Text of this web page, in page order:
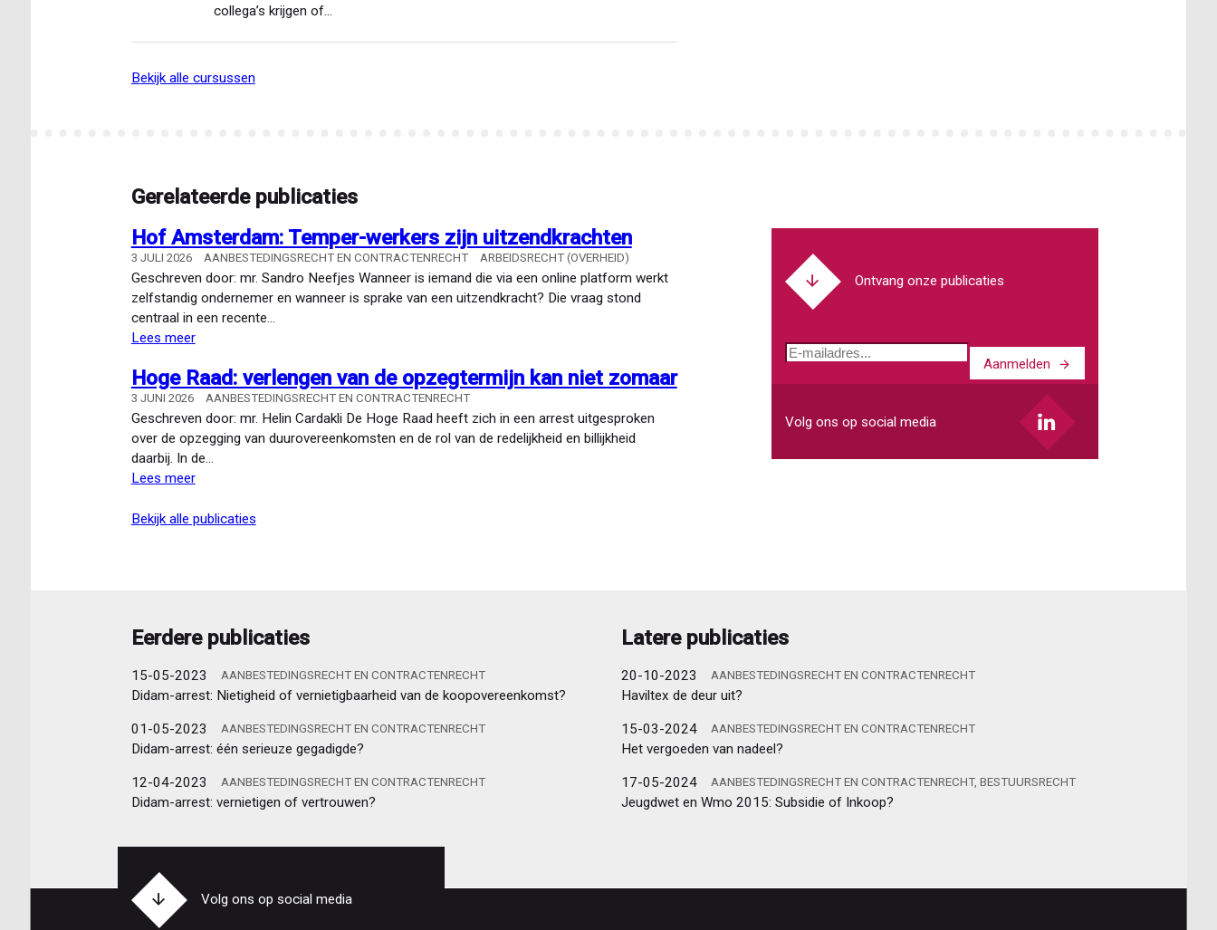
collega’s krijgen of…
bekijk alle cursussen
Gerelateerde publicaties
Hof Amsterdam: Temper-werkers zijn uitzendkrachten
3 JULI 2026 AANBESTEDINGSRECHT EN CONTRACTENRECHT ARBEIDSRECHT (OVERHEID)
Geschreven door: mr. Sandro Neefjes Wanneer is iemand die via een online platform werkt
zelfstandig ondernemer en wanneer is sprake van een uitzendkracht? Die vraag stond
centraal in een recente…
Lees meerover
Amsterdam:
Temper-
werkers
zijn
uitzendkrachten
Hoge Raad: verlengen van de opzegtermijn kan niet zomaar
3 JUNI 2026 AANBESTEDINGSRECHT EN CONTRACTENRECHT
Geschreven door: mr. Helin Cardakli De Hoge Raad heeft zich in een arrest uitgesproken
over de opzegging van duurovereenkomsten en de rol van de redelijkheid en billijkheid
daarbij. In de…
Lees meerover
Raad:
niet
bekijk alle publicaties
Ontvang onze publicaties
E-
Aanmelden
Volg ons op social media
Eerdere publicaties
15-05-2023 AANBESTEDINGSRECHT EN CONTRACTENRECHT
Didam-arrest: Nietigheid of vernietigbaarheid van de koopovereenkomst?
01-05-2023 AANBESTEDINGSRECHT EN CONTRACTENRECHT
Didam-arrest: één serieuze gegadigde?
12-04-2023 AANBESTEDINGSRECHT EN CONTRACTENRECHT
Didam-arrest: vernietigen of vertrouwen?
Latere publicaties
20-10-2023 AANBESTEDINGSRECHT EN CONTRACTENRECHT
Haviltex de deur uit?
15-03-2024 AANBESTEDINGSRECHT EN CONTRACTENRECHT
Het vergoeden van nadeel?
17-05-2024 AANBESTEDINGSRECHT EN CONTRACTENRECHT, BESTUURSRECHT
Jeugdwet en Wmo 2015: Subsidie of Inkoop?
Volg ons op social media